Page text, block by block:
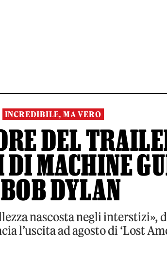
INCREDIBILE, MA VERO
DEL
DI MACHINE
DYLAN
nascosta negli interstizi»,
l’uscita ad agosto di ‘Lost